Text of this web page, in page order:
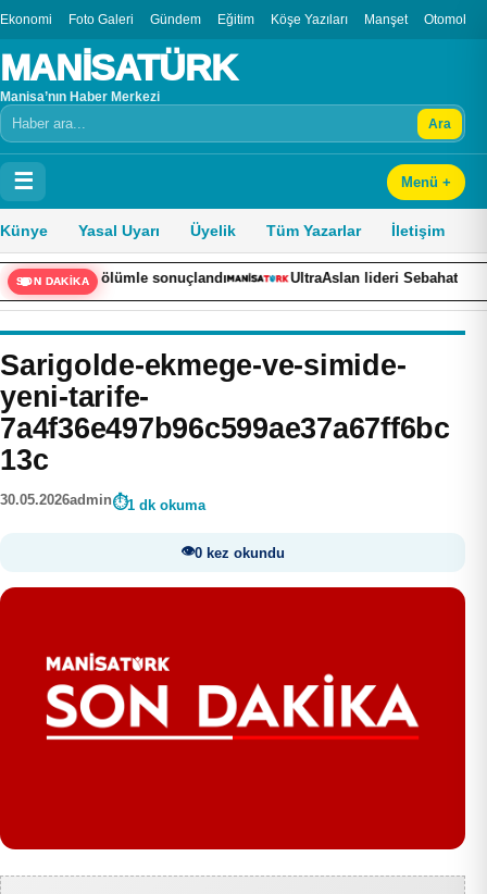
Ekonomi Foto Galeri Gündem Eğitim Köşe Yazıları Manşet Otomobil
MANİSATÜRK
Manisa’nın Haber Merkezi
Arama Ara
☰ Menü +
Künye Yasal Uyarı Üyelik Tüm Yazarlar İletişim
SON DAKİKA
ölümle sonuçlandı UltraAslan lideri Sebahattin Şirin
Sarigolde-ekmege-ve-simide-
yeni-tarife-
7a4f36e497b96c599ae37a67ff6bc
13c
30.05.2026admin 1 dk okuma
0 kez okundu